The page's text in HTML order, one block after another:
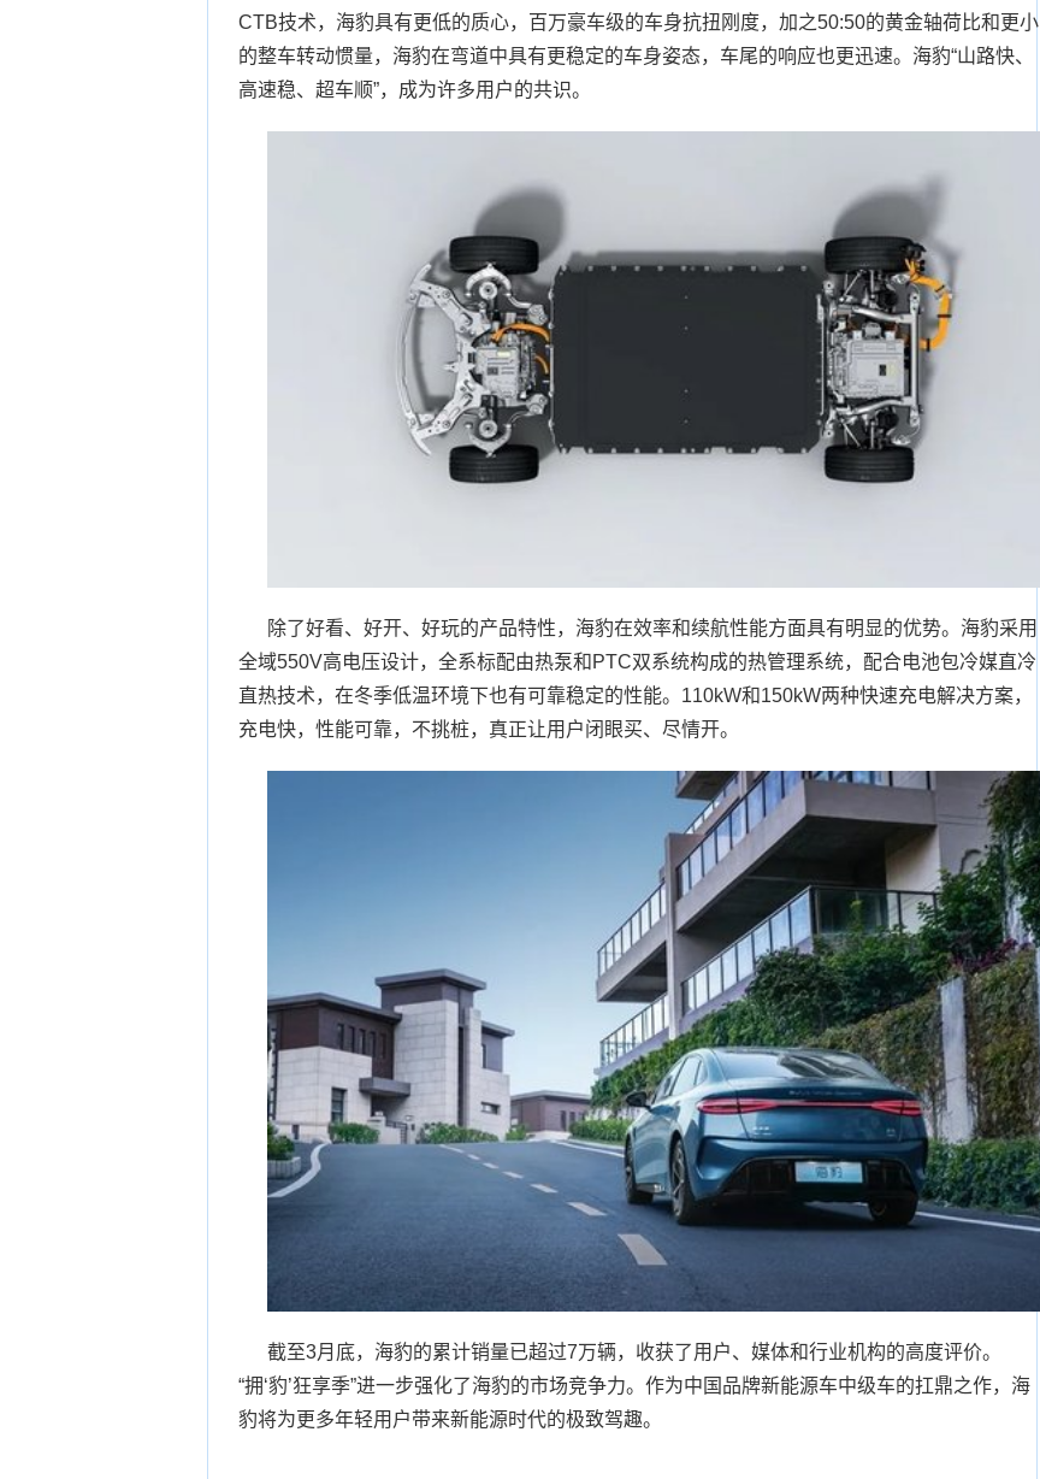
CTB技术，海豹具有更低的质心，百万豪车级的车身抗扭刚度，加之50:50的黄金轴荷比和更小
的整车转动惯量，海豹在弯道中具有更稳定的车身姿态，车尾的响应也更迅速。海豹“山路快、
高速稳、超车顺”，成为许多用户的共识。
除了好看、好开、好玩的产品特性，海豹在效率和续航性能方面具有明显的优势。海豹采用
全域550V高电压设计，全系标配由热泵和PTC双系统构成的热管理系统，配合电池包冷媒直冷
直热技术，在冬季低温环境下也有可靠稳定的性能。110kW和150kW两种快速充电解决方案，
充电快，性能可靠，不挑桩，真正让用户闭眼买、尽情开。
截至3月底，海豹的累计销量已超过7万辆，收获了用户、媒体和行业机构的高度评价。
“拥‘豹’狂享季”进一步强化了海豹的市场竞争力。作为中国品牌新能源车中级车的扛鼎之作，海
豹将为更多年轻用户带来新能源时代的极致驾趣。